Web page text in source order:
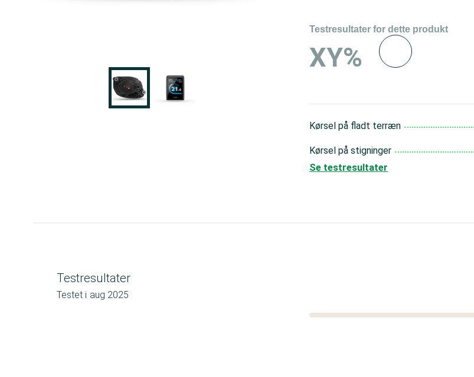
Testresultater for dette produkt
XY%
Kørsel på fladt terræn
Kørsel på stigninger
Se testresultater
Testresultater
Testet i aug 2025